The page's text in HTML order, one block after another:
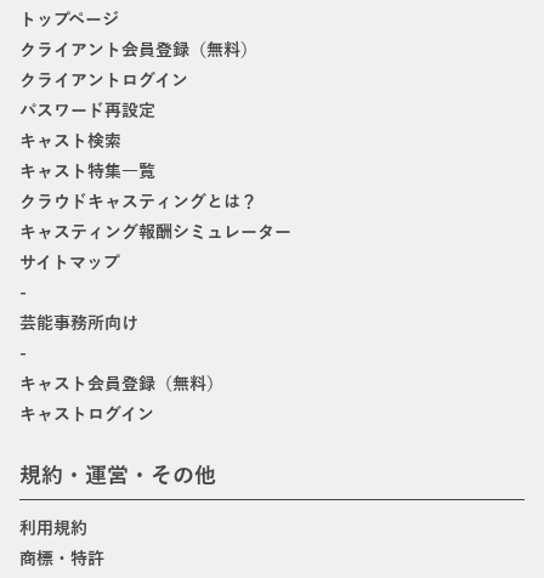
トップページ
クライアント会員登録（無料）
クライアントログイン
パスワード再設定
キャスト検索
キャスト特集一覧
クラウドキャスティングとは？
キャスティング報酬シミュレーター
サイトマップ
-
芸能事務所向け
-
キャスト会員登録（無料）
キャストログイン
規約・運営・その他
利用規約
商標・特許